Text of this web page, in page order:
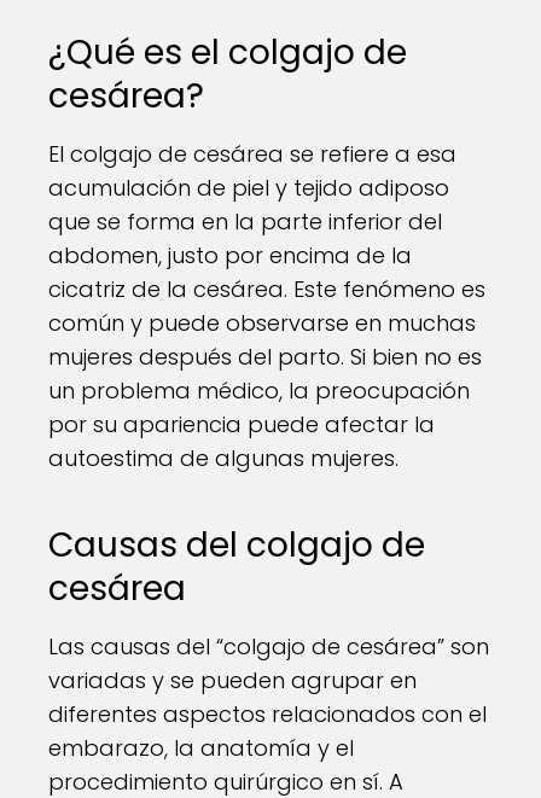
¿Qué es el colgajo de
cesárea?
El colgajo de cesárea se refiere a esa
acumulación de piel y tejido adiposo
que se forma en la parte inferior del
abdomen, justo por encima de la
cicatriz de la cesárea. Este fenómeno es
común y puede observarse en muchas
mujeres después del parto. Si bien no es
un problema médico, la preocupación
por su apariencia puede afectar la
autoestima de algunas mujeres.
Causas del colgajo de
cesárea
Las causas del “colgajo de cesárea” son
variadas y se pueden agrupar en
diferentes aspectos relacionados con el
embarazo, la anatomía y el
procedimiento quirúrgico en sí. A